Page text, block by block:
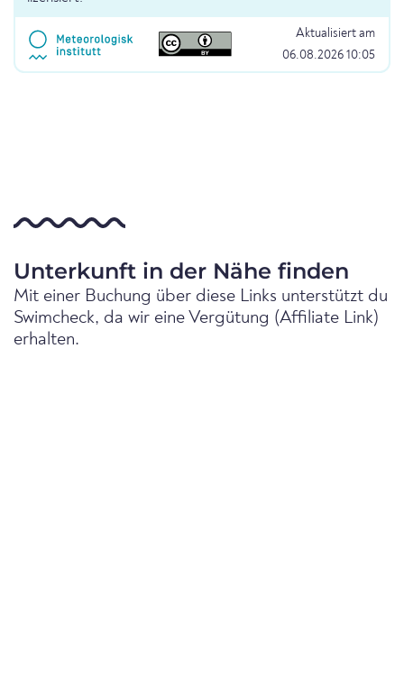
Aktualisiert am
06.08.2026 10:05
Unterkunft in der Nähe finden
Mit einer Buchung über diese Links unterstützt du
Swimcheck, da wir eine Vergütung (Affiliate Link)
erhalten.